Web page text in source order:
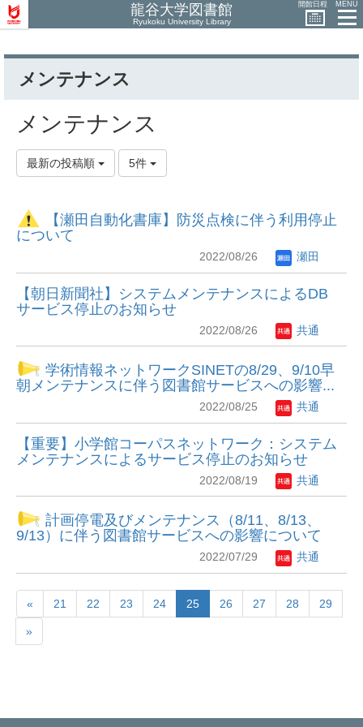
龍谷大学図書館
Ryukoku University Library
開館日程 MENU
メンテナンス
メンテナンス
最新の投稿順 5件
【瀬田自動化書庫】防災点検に伴う利用停止
について
2022/08/26 瀬田
【朝日新聞社】システムメンテナンスによるDB
サービス停止のお知らせ
2022/08/26 共通
学術情報ネットワークSINETの8/29、9/10早
朝メンテナンスに伴う図書館サービスへの影響...
2022/08/25 共通
【重要】小学館コーパスネットワーク：システム
メンテナンスによるサービス停止のお知らせ
2022/08/19 共通
計画停電及びメンテナンス（8/11、8/13、
9/13）に伴う図書館サービスへの影響について
2022/07/29 共通
« 21 22 23 24 25 26 27 28 29
»